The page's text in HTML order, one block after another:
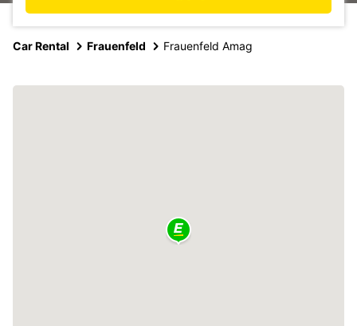
Car Rental Frauenfeld Frauenfeld Amag